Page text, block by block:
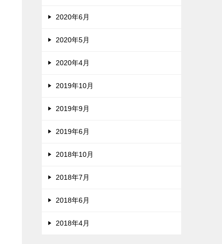
2020年6月
2020年5月
2020年4月
2019年10月
2019年9月
2019年6月
2018年10月
2018年7月
2018年6月
2018年4月